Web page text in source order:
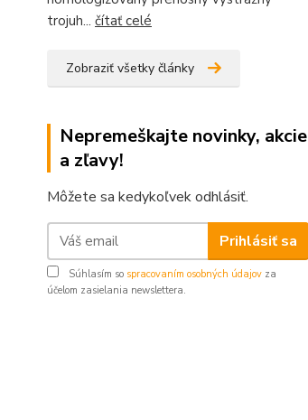
trojuh... čítať celé
Zobraziť všetky články
Nepremeškajte novinky, akcie
a zľavy!
Môžete sa kedykoľvek odhlásiť.
Prihlásiť sa
Súhlasím so spracovaním osobných údajov za
účelom zasielania newslettera.